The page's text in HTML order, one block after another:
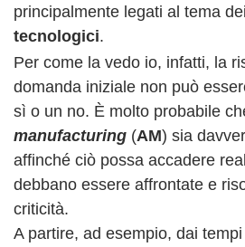
principalmente legati al tema dei
tecnologici.
Per come la vedo io, infatti, la
domanda iniziale non può
sì o un no. È molto probabile
manufacturing (AM) sia
affinché ciò possa accadere
debbano essere affrontate e
criticità.
A partire, ad esempio, dai